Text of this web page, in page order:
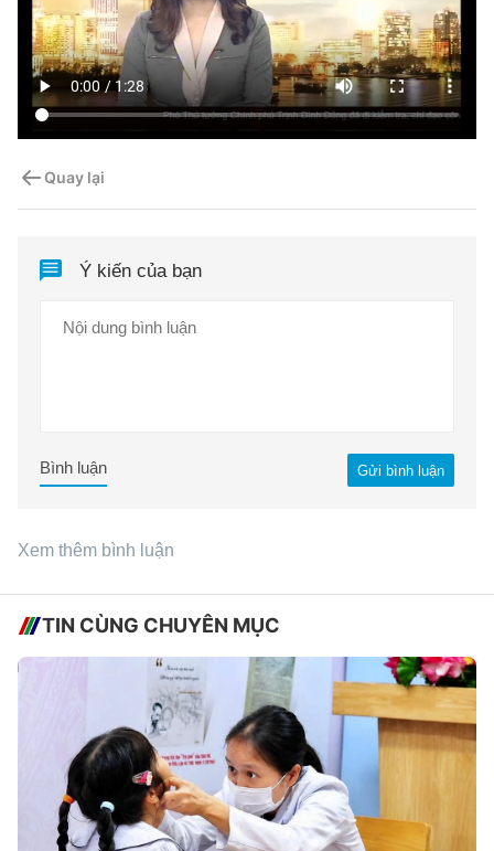
Quay lại
Ý kiến của bạn
Gửi bình luận
Bình luận
Xem thêm bình luận
TIN CÙNG CHUYÊN MỤC